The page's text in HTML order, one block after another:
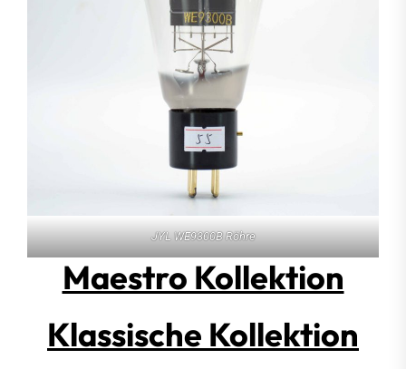
JYL WE9300B Röhre
Maestro Kollektion
Klassische Kollektion